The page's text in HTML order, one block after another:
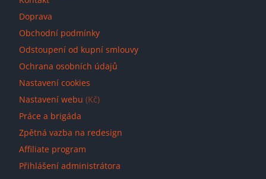
Doprava
Obchodní podmínky
Odstoupení od kupní smlouvy
Ochrana osobních údajů
Nastavení cookies
Nastavení webu (Kč)
Práce a brigáda
Zpětná vazba na redesign
Affiliate program
Přihlášení administrátora